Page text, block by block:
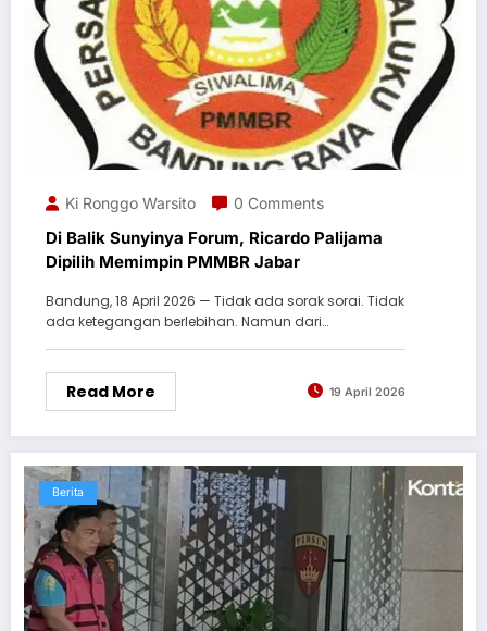
Ki Ronggo Warsito 0 Comments
Di Balik Sunyinya Forum, Ricardo Palijama
Dipilih Memimpin PMMBR Jabar
Bandung, 18 April 2026 — Tidak ada sorak sorai. Tidak
ada ketegangan berlebihan. Namun dari…
Read More 19 April 2026
Berita